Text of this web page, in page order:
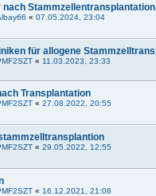
nach Stammzellentransplantation
« 07.05.2024, 23:04
für allogene
« 11.03.2023, 23:33
Transplantation
« 27.08.2022, 20:55
« 29.05.2022, 12:55
« 16.12.2021, 21:08